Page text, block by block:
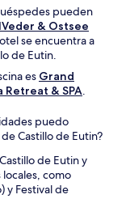
pueden
& Ostsee
se encuentra a
de Eutin.
es Grand
Retreat & SPA.
puedo
Castillo de Eutin?
de Eutin y
como
y Festival de